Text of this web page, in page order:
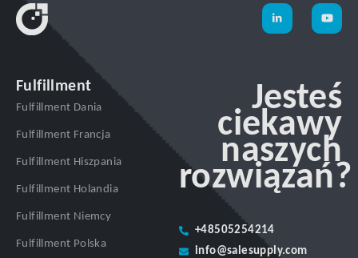
Fulfillment
Fulfillment Dania
Fulfillment Francja
Fulfillment Hiszpania
Fulfillment Holandia
Fulfillment Niemcy
Fulfillment Polska
Jesteś
ciekawy
naszych
rozwiązań?
+48505254214
info@salesupply.com